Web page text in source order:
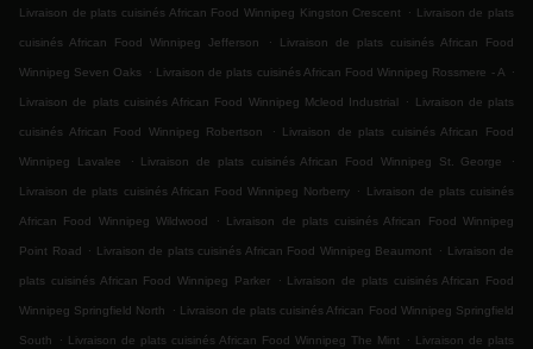
Livraison de plats cuisinés African Food Winnipeg Kingston Crescent . Livraison de plats
cuisinés African Food Winnipeg Jefferson . Livraison de plats cuisinés African Food
Winnipeg Seven Oaks . Livraison de plats cuisinés African Food Winnipeg Rossmere - A .
Livraison de plats cuisinés African Food Winnipeg Mcleod Industrial . Livraison de plats
cuisinés African Food Winnipeg Robertson . Livraison de plats cuisinés African Food
Winnipeg Lavalee . Livraison de plats cuisinés African Food Winnipeg St. George .
Livraison de plats cuisinés African Food Winnipeg Norberry . Livraison de plats cuisinés
African Food Winnipeg Wildwood . Livraison de plats cuisinés African Food Winnipeg
Point Road . Livraison de plats cuisinés African Food Winnipeg Beaumont . Livraison de
plats cuisinés African Food Winnipeg Parker . Livraison de plats cuisinés African Food
Winnipeg Springfield North . Livraison de plats cuisinés African Food Winnipeg Springfield
South . Livraison de plats cuisinés African Food Winnipeg The Mint . Livraison de plats